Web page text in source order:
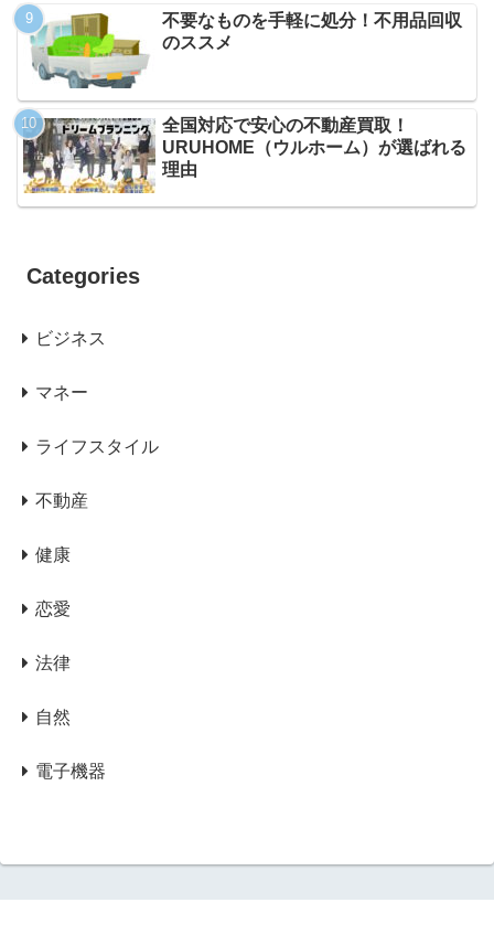
不要なものを手軽に処分！不用品回収
のススメ
全国対応で安心の不動産買取！
URUHOME（ウルホーム）が選ばれる
理由
Categories
ビジネス
マネー
ライフスタイル
不動産
健康
恋愛
法律
自然
電子機器